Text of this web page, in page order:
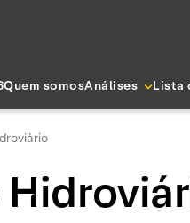
Quem somosAnálises Lista